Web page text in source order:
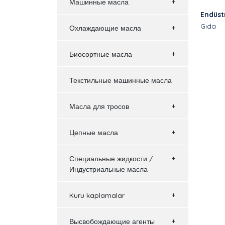
Машинные масла
Охлаждающие масла
Биосортные масла
Текстильные машинные масла
Масла для тросов
Цепные масла
Специальные жидкости /
Индустриальные масла
Kuru kaplamalar
Высвобождающие агенты
Gıda